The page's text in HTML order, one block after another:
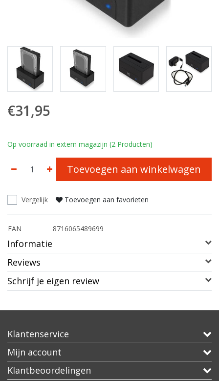
€31,95
Op voorraad in extern magazijn (2 Producten)
Toevoegen aan winkelwagen
Vergelijk Toevoegen aan favorieten
EAN 8716065489699
Informatie
Reviews
Schrijf je eigen review
Klantenservice
Mijn account
Klantbeoordelingen